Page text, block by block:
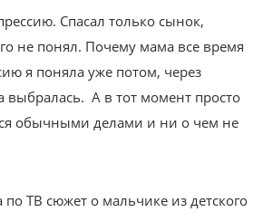
Спасал только сынок,
не понял. Почему мама все время
я поняла уже потом, через
выбралась. А в тот момент просто
обычными делами и ни о чем не
по ТВ сюжет о мальчике из детского